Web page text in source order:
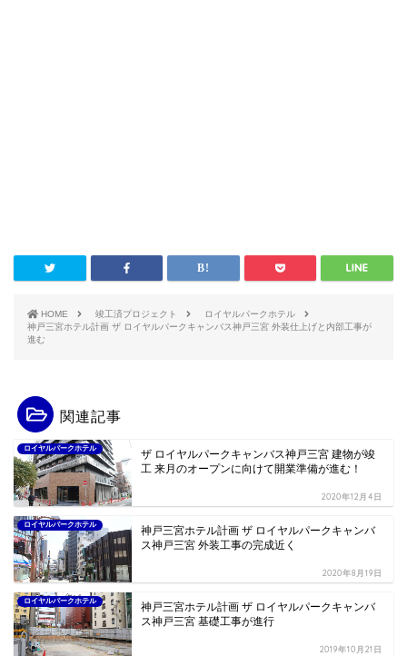
HOME 竣工済プロジェクト
ロイヤルパークホテル
神戸三宮ホテル計画 ザ ロイヤルパークキャンバス神戸三宮 外装仕上げと内部工事が
進む
関連記事
ロイヤルパークホテル
ザ ロイヤルパークキャンバス神戸三宮 建物が竣
工 来月のオープンに向けて開業準備が進む！
2020年12月4日
ロイヤルパークホテル
神戸三宮ホテル計画 ザ ロイヤルパークキャンバ
ス神戸三宮 外装工事の完成近く
2020年8月19日
ロイヤルパークホテル
神戸三宮ホテル計画 ザ ロイヤルパークキャンバ
ス神戸三宮 基礎工事が進行
2019年10月21日